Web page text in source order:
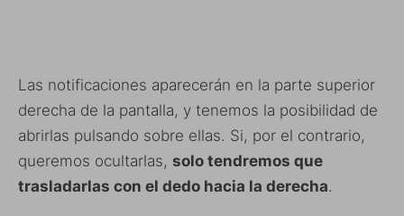
Las notificaciones aparecerán en la parte superior
derecha de la pantalla, y tenemos la posibilidad de
abrirlas pulsando sobre ellas. Si, por el contrario,
queremos ocultarlas, solo tendremos que
trasladarlas con el dedo hacia la derecha.